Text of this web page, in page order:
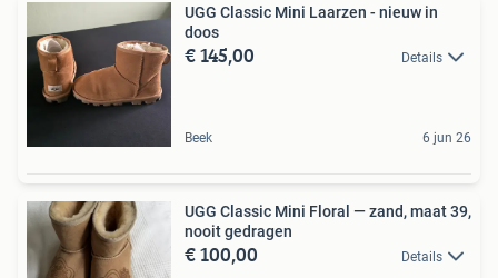
UGG Classic Mini Laarzen - nieuw in
doos
€ 145,00 Details
Beek 6 jun 26
UGG Classic Mini Floral — zand, maat 39,
nooit gedragen
€ 100,00 Details